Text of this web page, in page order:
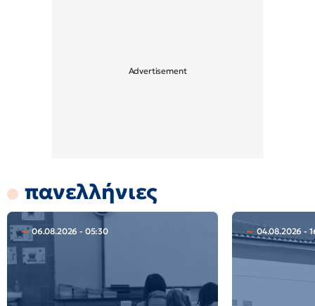
πανελλήνιες
06.08.2026 - 05:30 04.08.2026 -